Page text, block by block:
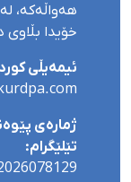
هەواڵەکە،
خۆیدا بڵاوی
ئیمەیڵی
ژمارەی
تێلێگرام: